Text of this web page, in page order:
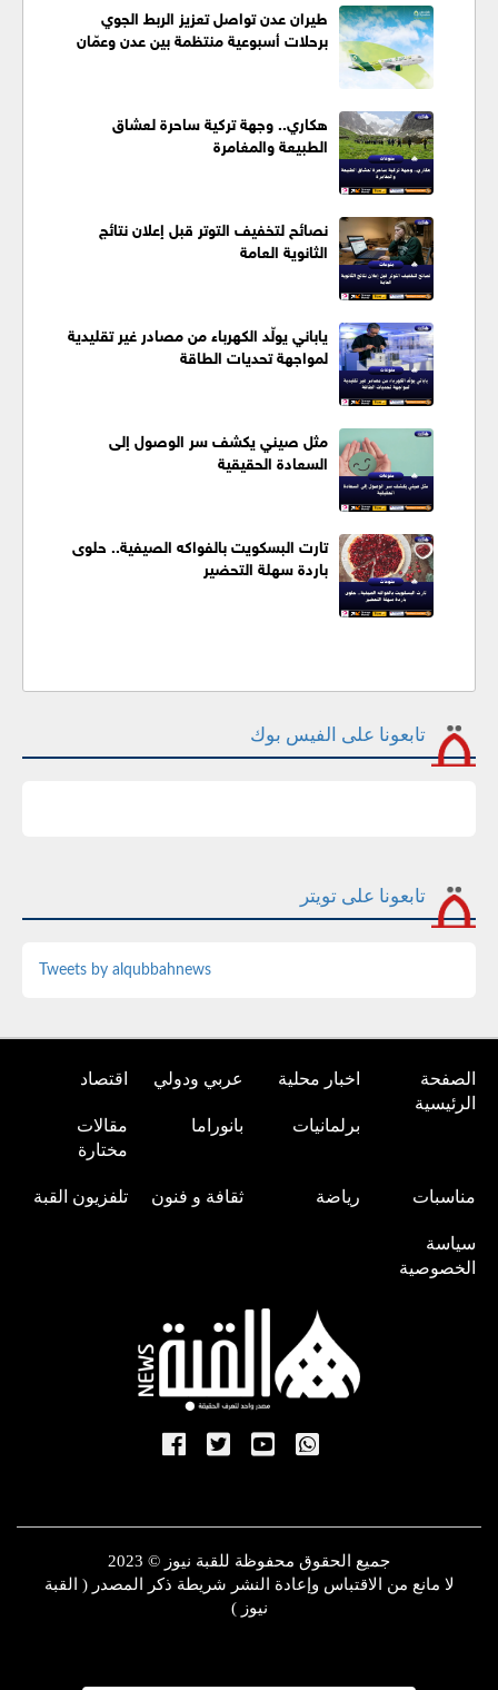
طيران عدن تواصل تعزيز الربط الجوي
برحلات أسبوعية منتظمة بين عدن وعمّان
هكاري.. وجهة تركية ساحرة لعشاق
الطبيعة والمغامرة
نصائح لتخفيف التوتر قبل إعلان نتائج
الثانوية العامة
ياباني يولّد الكهرباء من مصادر غير تقليدية
لمواجهة تحديات الطاقة
مثل صيني يكشف سر الوصول إلى
السعادة الحقيقية
تارت البسكويت بالفواكه الصيفية.. حلوى
باردة سهلة التحضير
تابعونا على الفيس بوك
تابعونا على تويتر
Tweets by alqubbahnews
الصفحة
الرئيسية
اخبار محلية عربي ودولي اقتصاد
برلمانيات بانوراما
مقالات
مختارة
مناسبات رياضة ثقافة و فنون تلفزيون القبة
سياسة
الخصوصية
جميع الحقوق محفوظة للقبة نيوز © 2023
لا مانع من الاقتباس وإعادة النشر شريطة ذكر المصدر ( القبة
نيوز )